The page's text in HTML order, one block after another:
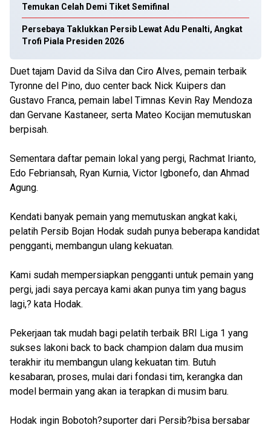
Temukan Celah Demi Tiket Semifinal
Persebaya Taklukkan Persib Lewat Adu Penalti, Angkat
Trofi Piala Presiden 2026
Duet tajam David da Silva dan Ciro Alves, pemain terbaik
Tyronne del Pino, duo center back Nick Kuipers dan
Gustavo Franca, pemain label Timnas Kevin Ray Mendoza
dan Gervane Kastaneer, serta Mateo Kocijan memutuskan
berpisah.
Sementara daftar pemain lokal yang pergi, Rachmat Irianto,
Edo Febriansah, Ryan Kurnia, Victor Igbonefo, dan Ahmad
Agung.
Kendati banyak pemain yang memutuskan angkat kaki,
pelatih Persib Bojan Hodak sudah punya beberapa kandidat
pengganti, membangun ulang kekuatan.
Kami sudah mempersiapkan pengganti untuk pemain yang
pergi, jadi saya percaya kami akan punya tim yang bagus
lagi,? kata Hodak.
Pekerjaan tak mudah bagi pelatih terbaik BRI Liga 1 yang
sukses lakoni back to back champion dalam dua musim
terakhir itu membangun ulang kekuatan tim. Butuh
kesabaran, proses, mulai dari fondasi tim, kerangka dan
model bermain yang akan ia terapkan di musim baru.
Hodak ingin Bobotoh?suporter dari Persib?bisa bersabar